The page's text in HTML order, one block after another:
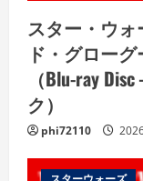
スター・ウ
ド・グロー
（Blu-ray
ク）
phi72110